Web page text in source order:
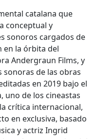
catalana que
conceptual y
sonoros cargados de
en la órbita del
Andergraun Films, y
sonoras de las obras
en 2019 bajo el
uno de los cineastas
crítica internacional,
en exclusiva, basado
y actriz Ingrid